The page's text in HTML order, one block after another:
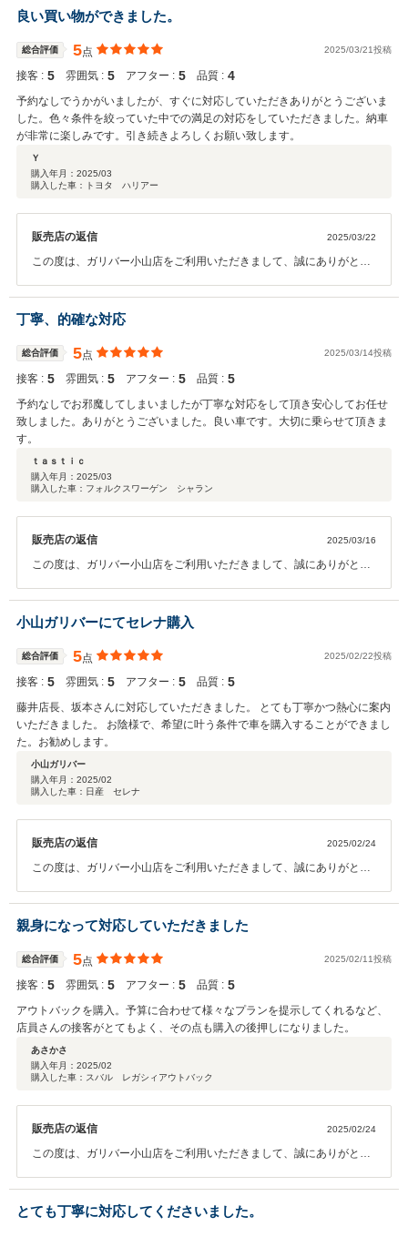
ーライフプランも重要と考えておりますので希望に叶う条件でご購入
したいただきうれしく思います。アフターサービスでも、お待ちして
おりますので、いつでもご来店下さいませ！ 今後とも、よろしくお願
いいたします。
良い買い物ができました。
総合評価 5点 2025/03/21投稿
接客 : 5 雰囲気 : 5 アフター : 5 品質 : 4
予約なしでうかがいましたが、すぐに対応していただきありがとうございま
した。色々条件を絞っていた中での満足の対応をしていただきました。納車
が非常に楽しみです。引き続きよろしくお願い致します。
Ｙ
購入年月： 2025/03
購入した車：トヨタ ハリアー
販売店の返信 2025/03/22
この度は、ガリバー小山店をご利用いただきまして、誠にありがとう
く感謝申し上げます。私たちはお車ご購入のみならず、ご購入後のカ
ーライフプランも重要と考えておりますので希望に叶う条件でご購入
したいただきうれしく思います。アフターサービスでも、お待ちして
おりますので、いつでもご来店下さいませ！ 今後とも、よろしくお願
いいたします。
丁寧、的確な対応
総合評価 5点 2025/03/14投稿
接客 : 5 雰囲気 : 5 アフター : 5 品質 : 5
予約なしでお邪魔してしまいましたが丁寧な対応をして頂き安心してお任せ
致しました。ありがとうございました。良い車です。大切に乗らせて頂きま
す。
ｔａｓｔｉｃ
購入年月： 2025/03
購入した車：フォルクスワーゲン シャラン
販売店の返信 2025/03/16
この度は、ガリバー小山店をご利用いただきまして、誠にありがとう
く感謝申し上げます。私たちはお車ご購入のみならず、ご購入後のカ
ーライフプランも重要と考えておりますので希望に叶う条件でご購入
したいただきうれしく思います。アフターサービスでも、お待ちして
おりますので、いつでもご来店下さいませ！ 今後とも、よろしくお願
いいたします。
小山ガリバーにてセレナ購入
総合評価 5点 2025/02/22投稿
接客 : 5 雰囲気 : 5 アフター : 5 品質 : 5
藤井店長、坂本さんに対応していただきました。 とても丁寧かつ熱心に案内
いただきました。 お陰様で、希望に叶う条件で車を購入することができまし
た。お勧めします。
小山ガリバー
購入年月： 2025/02
購入した車：日産 セレナ
販売店の返信 2025/02/24
この度は、ガリバー小山店をご利用いただきまして、誠にありがとう
く感謝申し上げます。私たちはお車ご購入のみならず、ご購入後のカ
ーライフプランも重要と考えておりますので希望に叶う条件でご購入
したいただきうれしく思います。アフターサービスでも、お待ちして
おりますので、いつでもご来店下さいませ！ 今後とも、よろしくお願
いいたします。
親身になって対応していただきました
総合評価 5点 2025/02/11投稿
接客 : 5 雰囲気 : 5 アフター : 5 品質 : 5
アウトバックを購入。予算に合わせて様々なプランを提示してくれるなど、
店員さんの接客がとてもよく、その点も購入の後押しになりました。
あさかさ
購入年月： 2025/02
購入した車：スバル レガシィアウトバック
販売店の返信 2025/02/24
この度は、ガリバー小山店をご利用いただきまして、誠にありがとう
く感謝申し上げます。私たちはお車ご購入のみならず、ご購入後のカ
ーライフプランも重要と考えておりますので良い提案だと感じていた
だきうれしく思います。アフターサービスでも、お待ちしております
とても丁寧に対応してくださいました。